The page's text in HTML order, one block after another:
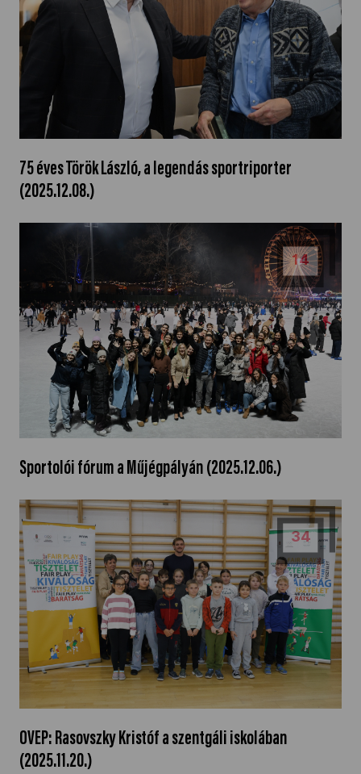
75 éves Török László, a legendás sportriporter
(2025.12.08.)
Sportolói fórum a Műjégpályán (2025.12.06.)
14
OVEP: Rasovszky Kristóf a szentgáli iskolában
(2025.11.20.)
34